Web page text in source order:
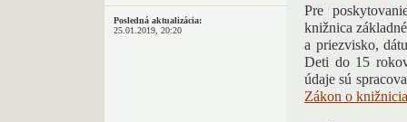
Posledná aktualizácia:
25.01.2019, 20:20
Pre
knižnica
a priezvisko,
Deti do 15
údaje sú
Zákon o